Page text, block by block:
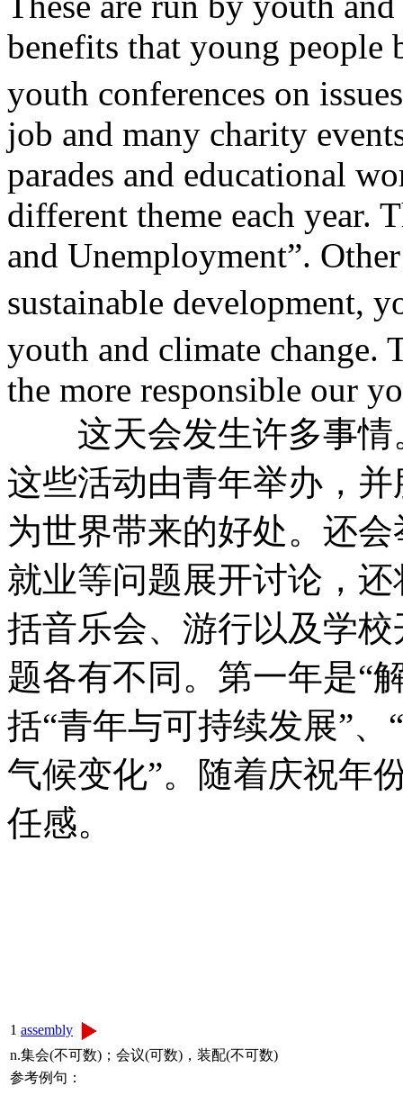
benefits that young people
youth conferences on
job and many charity
parades and educational
different theme each year.
and Unemployment”.
sustainable development,
youth and climate change.
the more responsible our
这天会发生许多事情
这些活动由青年举办，
为世界带来的好处。还
就业等问题展开讨论，
括音乐会、游行以及学
题各有不同。第一年是“
括“青年与可持续发展”
气候变化”。随着庆祝年
任感。
1 assembly
n.集会(不可数)；会议(可数)，装配(不可数)
参考例句：